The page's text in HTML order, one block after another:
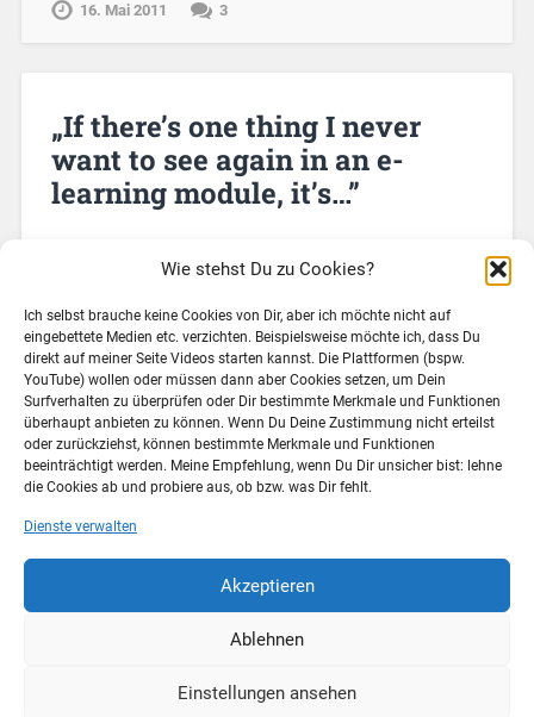
Wie stehst Du zu Cookies?
Ich selbst brauche keine Cookies von Dir, aber ich möchte nicht auf
eingebettete Medien etc. verzichten. Beispielsweise möchte ich, dass Du
direkt auf meiner Seite Videos starten kannst. Die Plattformen (bspw.
YouTube) wollen oder müssen dann aber Cookies setzen, um Dein
Surfverhalten zu überprüfen oder Dir bestimmte Merkmale und Funktionen
überhaupt anbieten zu können. Wenn Du Deine Zustimmung nicht erteilst
oder zurückziehst, können bestimmte Merkmale und Funktionen
beeinträchtigt werden. Meine Empfehlung, wenn Du Dir unsicher bist: lehne
die Cookies ab und probiere aus, ob bzw. was Dir fehlt.
Dienste verwalten
Akzeptieren
Ablehnen
Einstellungen ansehen
16. Mai 2011 3
„If there’s one thing I never
want to see again in an e-
learning module, it’s…”
ich auf einen Eintrag auf Kineo aufmerksam
geworden: Eine Sammlung von Antworten auf die
Frage “If there’s one thing I never want to see again in
an e-learning module, it’s…”. Die Liste der…
Weiterlesen →
16. März 2011